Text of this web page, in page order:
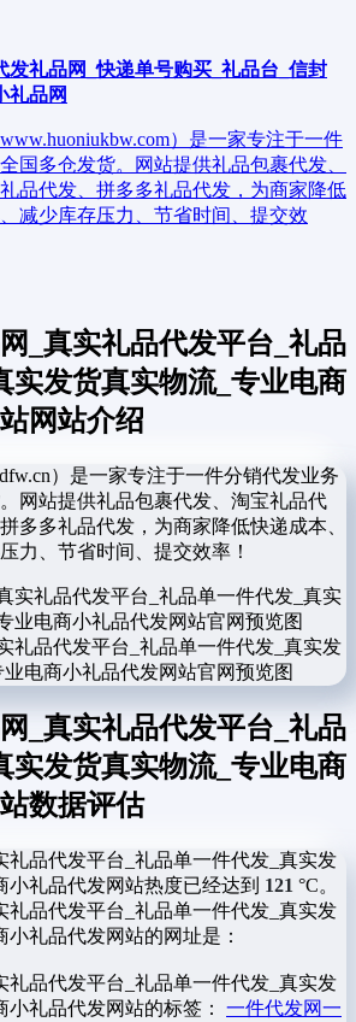
发礼品网_快递单号购买_礼品台_信封
礼品网
）是一家专注于一件
国多仓发货。网站提供礼品包裹代发、
品代发、拼多多礼品代发，为商家降低
减少库存压力、节省时间、提交效
_真实礼品代发平台_礼品
实发货真实物流_专业电商
网站介绍
）是一家专注于一件分销代发业务
网站提供礼品包裹代发、淘宝礼品代
多多礼品代发，为商家降低快递成本、
力、节省时间、提交效率！
礼品代发平台_礼品单一件代发_真实发
电商小礼品代发网站官网预览图
_真实礼品代发平台_礼品
实发货真实物流_专业电商
数据评估
礼品代发平台_礼品单一件代发_真实发
小礼品代发网站热度已经达到 121 °C。
礼品代发平台_礼品单一件代发_真实发
礼品代发网站的网址是：
礼品代发平台_礼品单一件代发_真实发
小礼品代发网站的标签： 一件代发网一